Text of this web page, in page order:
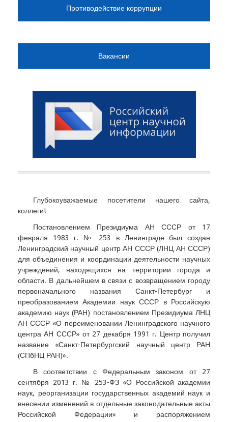
Противодействие коррупции
Вакансии
Глубокоуважаемые посетители нашего сайта,
коллеги!
Постановлением Президиума АН СССР от 17
февраля 1983 г. № 253 в Ленинграде был создан
Ленинградский научный центр АН СССР (ЛНЦ АН СССР)
для объединения и координации деятельности научных
учреждений, находящихся на территории города и
области. В дальнейшем в связи с возвращением городу
первоначального названия Санкт-Петербург и
преобразованием Академии наук СССР в Российскую
академию наук (РАН) постановлением Президиума ЛНЦ
АН СССР «О переименовании Ленинградского научного
центра АН СССР» от 27 декабря 1991 г. Центр получил
название «Санкт-Петербургский научный центр РАН
(СПбНЦ РАН)».
В соответствии с Федеральным законом от 27
сентября 2013 г. № 253-ФЗ «О Российской академии
наук, реорганизации государственных академий наук и
внесении изменений в отдельные законодательные акты
Российской Федерации» и распоряжением